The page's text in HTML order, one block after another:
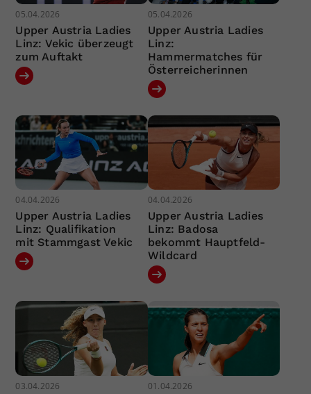
05.04.2026
Upper Austria Ladies
Linz: Vekic überzeugt
zum Auftakt
05.04.2026
Upper Austria Ladies
Linz:
Hammermatches für
Österreicherinnen
04.04.2026
Upper Austria Ladies
Linz: Qualifikation
mit Stammgast Vekic
04.04.2026
Upper Austria Ladies
Linz: Badosa
bekommt Hauptfeld-
Wildcard
03.04.2026 01.04.2026